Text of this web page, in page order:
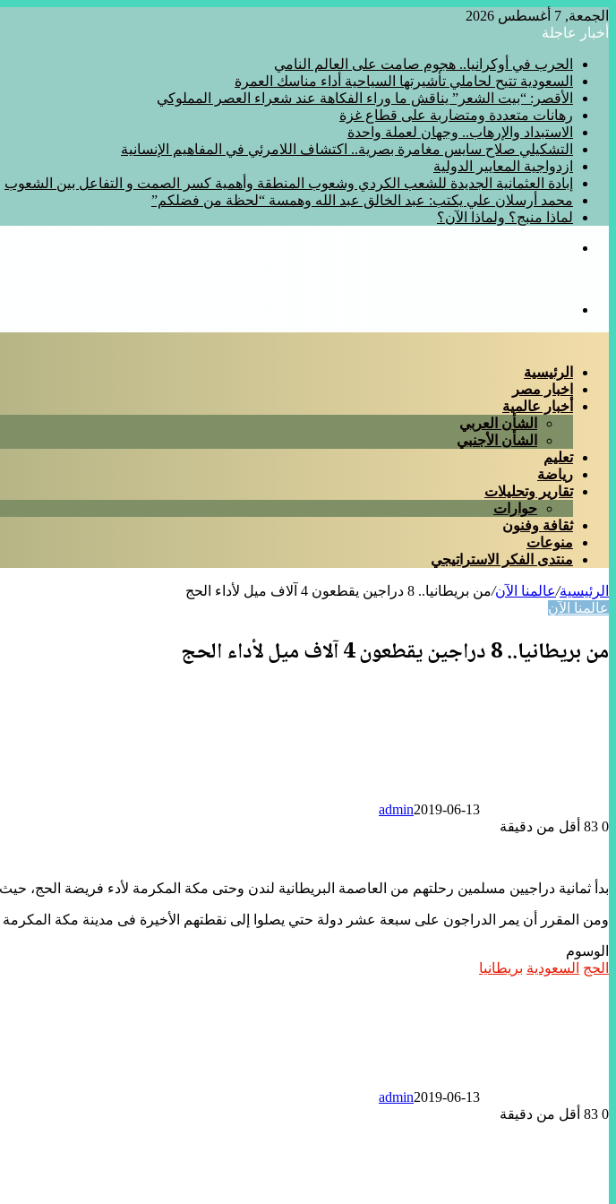
الجمعة, 7 أغسطس 2026
أخبار عاجلة
الحرب في أوكرانيا.. هجوم صامت على العالم النامي
السعودية تتيح لحاملي تأشيرتها السياحية أداء مناسك العمرة
الأقصر: “بيت الشعر” يناقش ما وراء الفكاهة عند شعراء العصر المملوكي
رهانات متعددة ومتضاربة على قطاع غزة
الاستبداد والإرهاب.. وجهان لعملة واحدة
التشكيلي صلاح سايس مغامرة بصرية.. اكتشاف اللامرئي في المفاهيم الإنسانية
ازدواجية المعايير الدولية
إبادة العثمانية الجديدة للشعب الكردي وشعوب المنطقة وأهمية كسر الصمت و التفاعل بين الشعوب
محمد أرسلان علي يكتب: عبد الخالق عبد الله وهمسة “لحظة من فضلكم”
لماذا منبج؟ ولماذا الآن؟
الرئيسية
اخبار مصر
أخبار عالمية
الشأن العربي
الشأن الأجنبي
تعليم
رياضة
تقارير وتحليلات
حوارات
ثقافة وفنون
منوعات
منتدى الفكر الاستراتيجي
الرئيسية/عالمنا الآن/من بريطانيا.. 8 دراجين يقطعون 4 آلاف ميل لأداء الحج
عالمنا الآن
من بريطانيا.. 8 دراجين يقطعون 4 آلاف ميل لأداء الحج
admin2019-06-13
0
أقل من دقيقة
بدأ ثمانية دراجيين مسلمين رحلتهم من العاصمة البريطانية لندن وحتى مكة المكرمة لأدء فريضة الحج، حيث
ومن المقرر أن يمر الدراجون على سبعة عشر دولة حتي يصلوا إلى نقطتهم الأخيرة فى مدينة مكة المكرمة
الوسوم
الحج السعودية بريطانيا
admin2019-06-13
0
أقل من دقيقة